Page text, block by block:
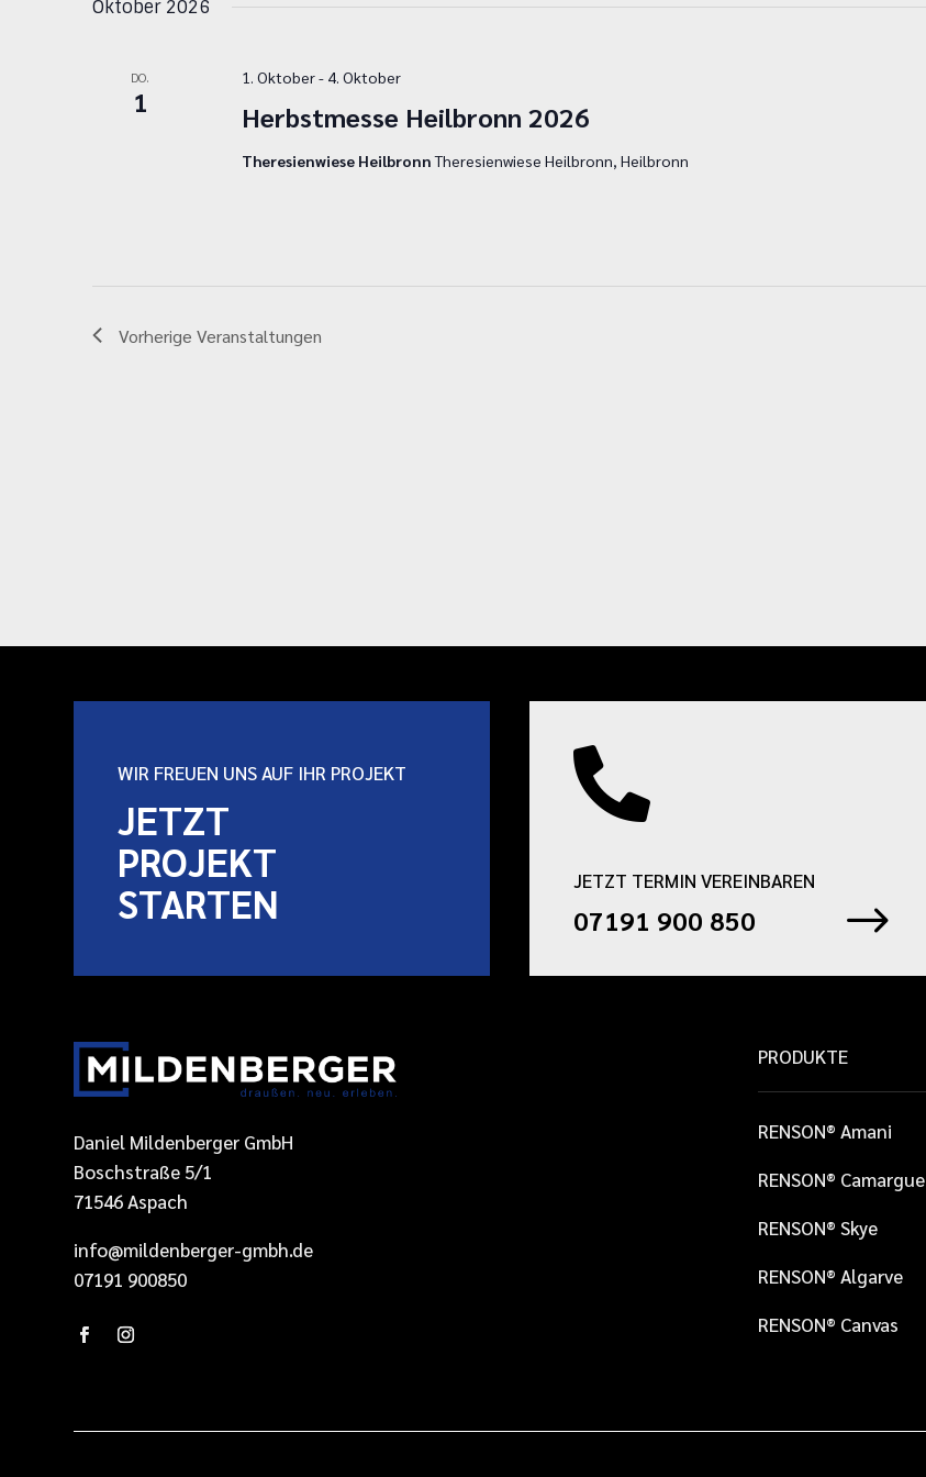
Oktober 2026
DO.
1 Herbstmesse Heilbronn 2026
1. Oktober- 4. Oktober
Theresienwiese HeilbronnTheresienwiese Heilbronn, Heilbronn
Vorherige Veranstaltungen
WIR FREUEN UNS AUF IHR PROJEKT
JETZT
PROJEKT
STARTEN

JETZT TERMIN VEREINBAREN
07191 900 850 $
Daniel Mildenberger GmbH
Boschstraße 5/1
71546 Aspach
info@mildenberger-gmbh.de
07191 900850
PRODUKTE
RENSON® Amani
RENSON® Camargue
RENSON® Skye
RENSON® Algarve
RENSON® Canvas